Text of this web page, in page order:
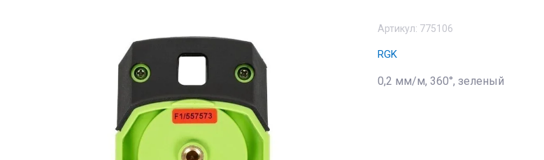
Артикул: 775106
RGK
0,2 мм/м, 360°, зеленый